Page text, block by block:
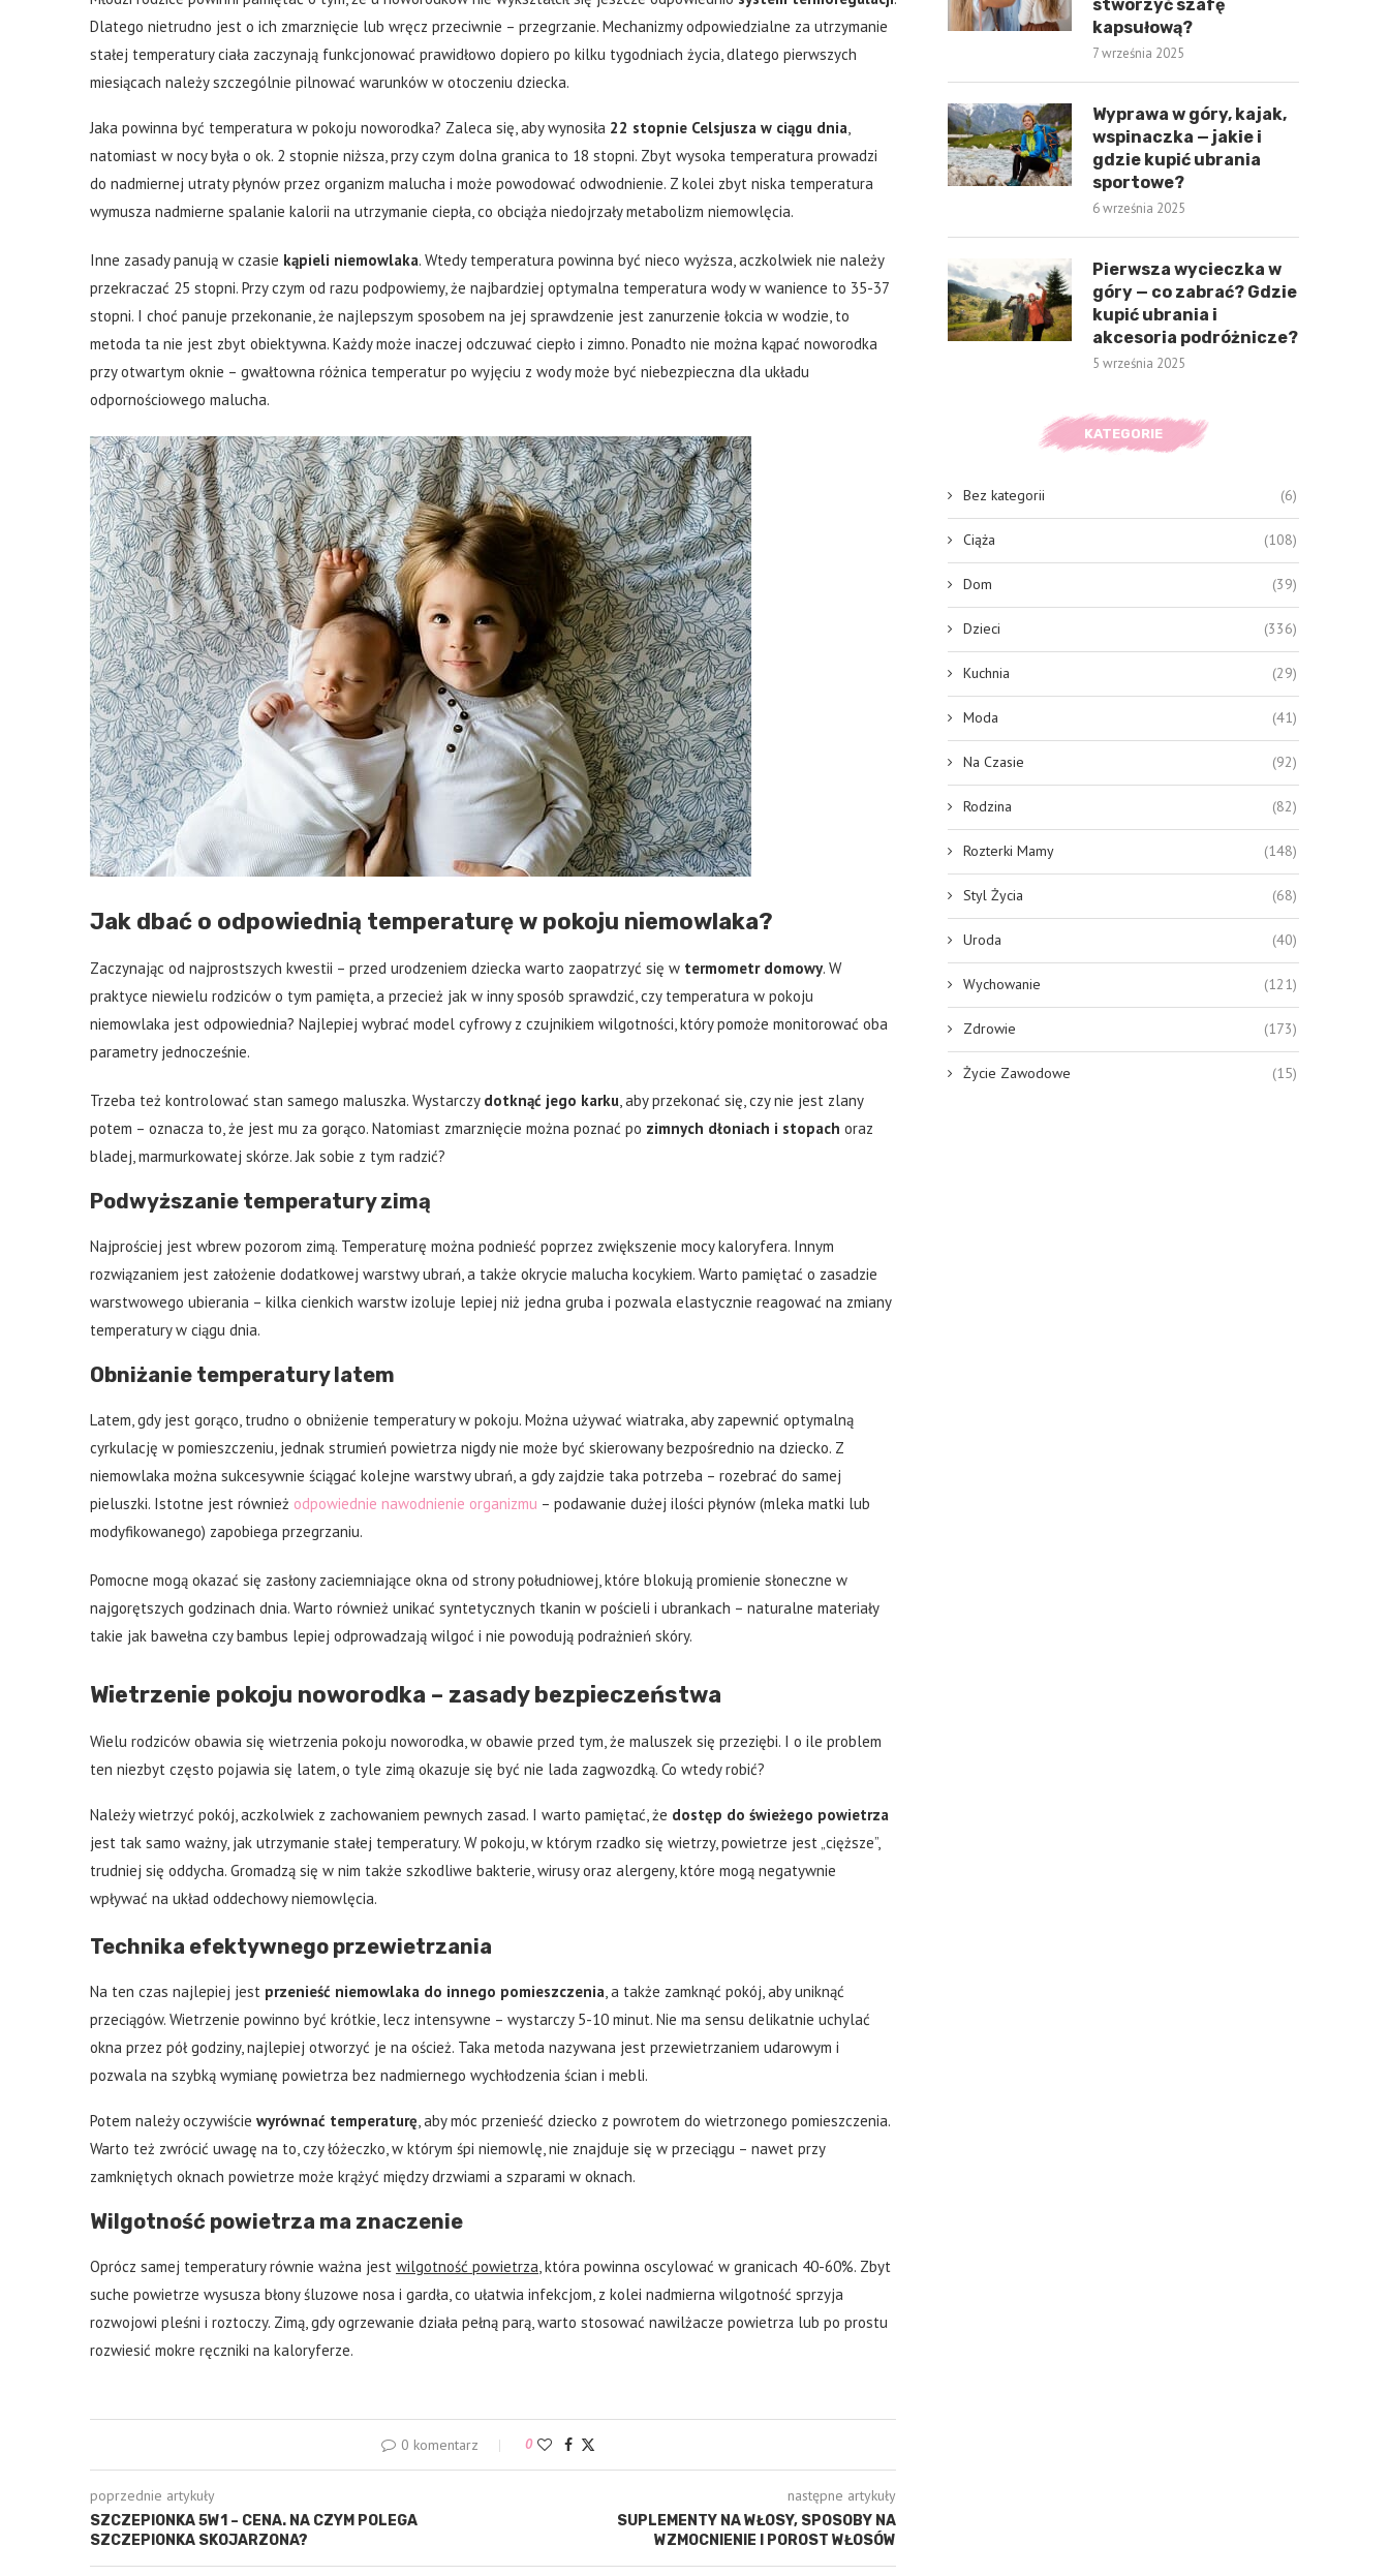
Dlatego nietrudno jest o ich zmarznięcie lub wręcz przeciwnie – przegrzanie. Mechanizmy odpowiedzialne za utrzymanie
stałej temperatury ciała zaczynają funkcjonować prawidłowo dopiero po kilku tygodniach życia, dlatego pierwszych
miesiącach należy szczególnie pilnować warunków w otoczeniu dziecka.
Jaka powinna być temperatura w pokoju noworodka? Zaleca się, aby wynosiła 22 stopnie Celsjusza w ciągu dnia,
natomiast w nocy była o ok. 2 stopnie niższa, przy czym dolna granica to 18 stopni. Zbyt wysoka temperatura prowadzi
do nadmiernej utraty płynów przez organizm malucha i może powodować odwodnienie. Z kolei zbyt niska temperatura
wymusza nadmierne spalanie kalorii na utrzymanie ciepła, co obciąża niedojrzały metabolizm niemowlęcia.
Inne zasady panują w czasie kąpieli niemowlaka. Wtedy temperatura powinna być nieco wyższa, aczkolwiek nie należy
przekraczać 25 stopni. Przy czym od razu podpowiemy, że najbardziej optymalna temperatura wody w wanience to 35-37
stopni. I choć panuje przekonanie, że najlepszym sposobem na jej sprawdzenie jest zanurzenie łokcia w wodzie, to
metoda ta nie jest zbyt obiektywna. Każdy może inaczej odczuwać ciepło i zimno. Ponadto nie można kąpać noworodka
przy otwartym oknie – gwałtowna różnica temperatur po wyjęciu z wody może być niebezpieczna dla układu
odpornościowego malucha.
Jak dbać o odpowiednią temperaturę w pokoju niemowlaka?
Zaczynając od najprostszych kwestii – przed urodzeniem dziecka warto zaopatrzyć się w termometr domowy. W
praktyce niewielu rodziców o tym pamięta, a przecież jak w inny sposób sprawdzić, czy temperatura w pokoju
niemowlaka jest odpowiednia? Najlepiej wybrać model cyfrowy z czujnikiem wilgotności, który pomoże monitorować oba
parametry jednocześnie.
Trzeba też kontrolować stan samego maluszka. Wystarczy dotknąć jego karku, aby przekonać się, czy nie jest zlany
potem – oznacza to, że jest mu za gorąco. Natomiast zmarznięcie można poznać po zimnych dłoniach i stopach oraz
bladej, marmurkowatej skórze. Jak sobie z tym radzić?
Podwyższanie temperatury zimą
Najprościej jest wbrew pozorom zimą. Temperaturę można podnieść poprzez zwiększenie mocy kaloryfera. Innym
rozwiązaniem jest założenie dodatkowej warstwy ubrań, a także okrycie malucha kocykiem. Warto pamiętać o zasadzie
warstwowego ubierania – kilka cienkich warstw izoluje lepiej niż jedna gruba i pozwala elastycznie reagować na zmiany
temperatury w ciągu dnia.
Obniżanie temperatury latem
Latem, gdy jest gorąco, trudno o obniżenie temperatury w pokoju. Można używać wiatraka, aby zapewnić optymalną
cyrkulację w pomieszczeniu, jednak strumień powietrza nigdy nie może być skierowany bezpośrednio na dziecko. Z
niemowlaka można sukcesywnie ściągać kolejne warstwy ubrań, a gdy zajdzie taka potrzeba – rozebrać do samej
pieluszki. Istotne jest również odpowiednie nawodnienie organizmu – podawanie dużej ilości płynów (mleka matki lub
modyfikowanego) zapobiega przegrzaniu.
Pomocne mogą okazać się zasłony zaciemniające okna od strony południowej, które blokują promienie słoneczne w
najgorętszych godzinach dnia. Warto również unikać syntetycznych tkanin w pościeli i ubrankach – naturalne materiały
takie jak bawełna czy bambus lepiej odprowadzają wilgoć i nie powodują podrażnień skóry.
Wietrzenie pokoju noworodka – zasady bezpieczeństwa
Wielu rodziców obawia się wietrzenia pokoju noworodka, w obawie przed tym, że maluszek się przeziębi. I o ile problem
ten niezbyt często pojawia się latem, o tyle zimą okazuje się być nie lada zagwozdką. Co wtedy robić?
Należy wietrzyć pokój, aczkolwiek z zachowaniem pewnych zasad. I warto pamiętać, że dostęp do świeżego powietrza
jest tak samo ważny, jak utrzymanie stałej temperatury. W pokoju, w którym rzadko się wietrzy, powietrze jest „cięższe”,
trudniej się oddycha. Gromadzą się w nim także szkodliwe bakterie, wirusy oraz alergeny, które mogą negatywnie
wpływać na układ oddechowy niemowlęcia.
Technika efektywnego przewietrzania
Na ten czas najlepiej jest przenieść niemowlaka do innego pomieszczenia, a także zamknąć pokój, aby uniknąć
przeciągów. Wietrzenie powinno być krótkie, lecz intensywne – wystarczy 5-10 minut. Nie ma sensu delikatnie uchylać
okna przez pół godziny, najlepiej otworzyć je na oścież. Taka metoda nazywana jest przewietrzaniem udarowym i
pozwala na szybką wymianę powietrza bez nadmiernego wychłodzenia ścian i mebli.
Potem należy oczywiście wyrównać temperaturę, aby móc przenieść dziecko z powrotem do wietrzonego pomieszczenia.
Warto też zwrócić uwagę na to, czy łóżeczko, w którym śpi niemowlę, nie znajduje się w przeciągu – nawet przy
zamkniętych oknach powietrze może krążyć między drzwiami a szparami w oknach.
Wilgotność powietrza ma znaczenie
Oprócz samej temperatury równie ważna jest wilgotność powietrza, która powinna oscylować w granicach 40-60%. Zbyt
suche powietrze wysusza błony śluzowe nosa i gardła, co ułatwia infekcjom, z kolei nadmierna wilgotność sprzyja
rozwojowi pleśni i roztoczy. Zimą, gdy ogrzewanie działa pełną parą, warto stosować nawilżacze powietrza lub po prostu
rozwiesić mokre ręczniki na kaloryferze.
0 komentarz 0
poprzednie artykuły
SZCZEPIONKA 5W1 – CENA. NA CZYM POLEGA
SZCZEPIONKA SKOJARZONA?
następne artykuły
SUPLEMENTY NA WŁOSY, SPOSOBY NA
WZMOCNIENIE I POROST WŁOSÓW
stworzyć szafę
kapsułową?
7 września 2025
Wyprawa w góry, kajak,
wspinaczka — jakie i
gdzie kupić ubrania
sportowe?
6 września 2025
Pierwsza wycieczka w
góry — co zabrać? Gdzie
kupić ubrania i
akcesoria podróżnicze?
5 września 2025
KATEGORIE
Bez kategorii (6)
Ciąża (108)
Dom (39)
Dzieci (336)
Kuchnia (29)
Moda (41)
Na Czasie (92)
Rodzina (82)
Rozterki Mamy (148)
Styl Życia (68)
Uroda (40)
Wychowanie (121)
Zdrowie (173)
Życie Zawodowe (15)